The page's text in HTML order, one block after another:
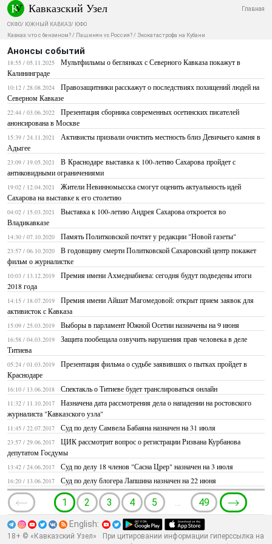
Кавказский Узел Главная
СКФО/ ЮЖНЫЙ КАВКАЗ/ ЮФО
Кавказ: что с бензином? / Пашинян vs Россия? / Экокатастрофа на Кубани
Анонсы событий
18:55 / 05.11.2025
Мультфильмы о беглянках с Северного Кавказа покажут в
Калининграде
10:12 / 28.08.2024
Правозащитники расскажут о последствиях похищений людей на
Северном Кавказе
22:44 / 03.06.2022
Презентация сборника современных осетинских писателей
анонсирована в Москве
15:39 / 24.11.2021
Активисты призвали очистить местность близ Девичьего камня в
Адыгее
23:09 / 19.05.2021
В Краснодаре выставка к 100-летию Сахарова пройдет с
антиковидными ограничениями
19:02 / 12.04.2021
Жители Невинномысска смогут оценить актуальность идей
Сахарова на выставке к его столетию
04:02 / 15.03.2021
Выставка к 100-летию Андрея Сахарова откроется во
Владикавказе
14:30 / 07.10.2020 Память Политковской почтят у редакции "Новой газеты"
23:57 / 06.10.2020
В годовщину смерти Политковской Сахаровский центр покажет
фильм о журналистке
10:03 / 13.12.2019
Премия имени Ахмеднабиева: сегодня будут подведены итоги
2018 года
14:15 / 18.07.2019
Премия имени Айшат Магомедовой: открыт прием заявок для
активисток с Кавказа
15:09 / 25.03.2019 Выборы в парламент Южной Осетии назначены на 9 июня
16:58 / 04.03.2019
Защита пообещала озвучить нарушения прав человека в деле
Титиева
05:24 / 01.03.2019
Презентация фильма о судьбе заявивших о пытках пройдет в
Краснодаре
16:10 / 13.06.2018 Спектакль о Титиеве будет транслироваться онлайн
11:32 / 11.10.2017
Назначена дата рассмотрения дела о нападении на ростовского
журналиста "Кавказского узла"
11:45 / 22.07.2017 Суд по делу Самвела Бабаяна назначен на 31 июля
23:57 / 29.06.2017
ЦИК рассмотрит вопрос о регистрации Ризвана Курбанова
депутатом Госдумы
13:42 / 24.06.2017 Суд по делу 18 членов "Сасна Црер" назначен на 3 июля
16:20 / 13.06.2017 Суд по делу блогера Лапшина назначен на 22 июня
1 2 3 4 5 … 49
English:
18+ © «Кавказский Узел»
При цитировании информации гиперссылка на